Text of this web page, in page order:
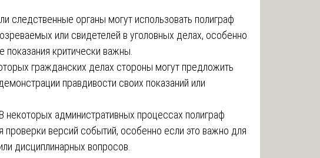
следственные органы могут использовать полиграф
или свидетелей в уголовных делах, особенно
показания критически важны.
гражданских делах стороны могут предложить
правдивости своих показаний или
некоторых административных процессах полиграф
версий событий, особенно если это важно для
дисциплинарных вопросов.